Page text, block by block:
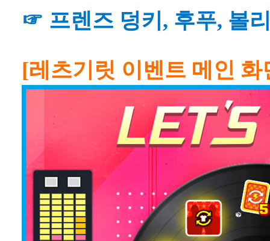
☞ 프렌즈 덩키, 후푸, 볼
[레츠기릿 이벤트 메인 화